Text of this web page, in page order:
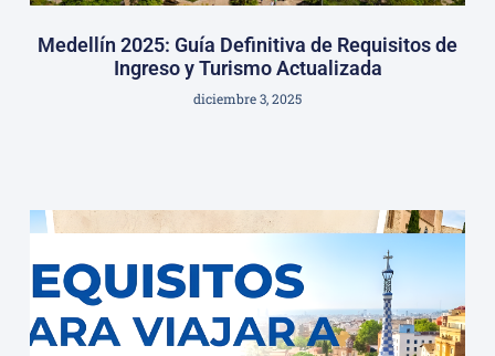
Medellín 2025: Guía Definitiva de Requisitos de
Ingreso y Turismo Actualizada
diciembre 3, 2025